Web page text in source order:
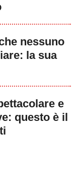
nessuno
la sua
e
questo è il